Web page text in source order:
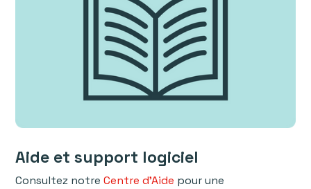
Aide et support logiciel
Consultez notreCentre d'Aide pour une